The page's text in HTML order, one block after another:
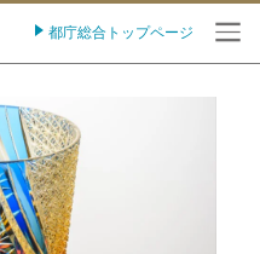
都庁総合トップページ